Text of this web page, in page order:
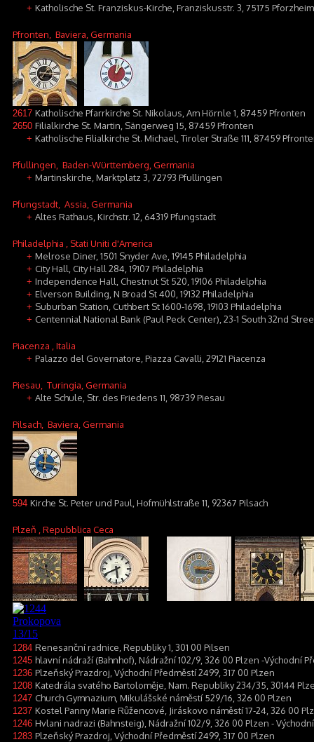
+ Katholische St. Franziskus-Kirche, Franziskusstr. 3, 75175 Pforzheim
Pfronten , Baviera, Germania
2617 Katholische Pfarrkirche St. Nikolaus, Am Hörnle 1, 87459 Pfronten
2650 Filialkirche St. Martin, Sängerweg 15, 87459 Pfronten
+ Katholische Filialkirche St. Michael, Tiroler Straße 111, 87459
Pfullingen , Baden-Württemberg, Germania
+ Martinskirche, Marktplatz 3, 72793 Pfullingen
Pfungstadt , Assia, Germania
+ Altes Rathaus, Kirchstr. 12, 64319 Pfungstadt
Philadelphia , Stati Uniti d'America
+ Melrose Diner, 1501 Snyder Ave, 19145 Philadelphia
+ City Hall, City Hall 284, 19107 Philadelphia
+ Independence Hall, Chestnut St 520, 19106 Philadelphia
+ Elverson Building, N Broad St 400, 19132 Philadelphia
+ Suburban Station, Cuthbert St 1600-1698, 19103 Philadelphia
+ Centennial National Bank (Paul Peck Center), 23-1 South 32nd
Piacenza , Italia
+ Palazzo del Governatore, Piazza Cavalli, 29121 Piacenza
Piesau , Turingia, Germania
+ Alte Schule, Str. des Friedens 11, 98739 Piesau
Pilsach , Baviera, Germania
594 Kirche St. Peter und Paul, Hofmühlstraße 11, 92367 Pilsach
Plzeň , Repubblica Ceca
1284 Renesanční radnice, Republiky 1, 301 00 Pilsen
1245 hlavní nádraží (Bahnhof), Nádražní 102/9, 326 00 Plzen -Východní
1236 Plzeňský Prazdroj, Východní Předměstí 2499, 317 00 Plzen
1208 Katedrála svatého Bartoloměje, Nam. Republiky 234/35, 30144
1247 Church Gymnazium, Mikulášské náměstí 529/16, 326 00 Plzen
1237 Kostel Panny Marie Růžencové, Jiráskovo náměstí 17-24, 326 00
1246 Hvlani nadrazi (Bahnsteig), Nádražní 102/9, 326 00 Plzen -
1283 Plzeňský Prazdroj, Východní Předměstí 2499, 317 00 Plzen